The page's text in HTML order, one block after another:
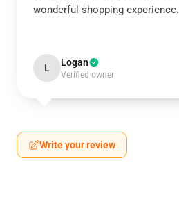
wonderful shopping experience.
L Logan
Verified owner
Write your review